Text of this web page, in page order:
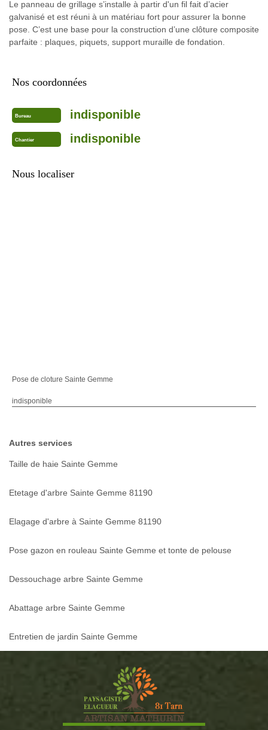
Le panneau de grillage s’installe à partir d'un fil fait d’acier
galvanisé et est réuni à un matériau fort pour assurer la bonne
pose. C’est une base pour la construction d’une clôture composite
parfaite : plaques, piquets, support muraille de fondation.
Nos coordonnées
Bureau indisponible
Chantier indisponible
Nous localiser
Pose de cloture Sainte Gemme
indisponible
Autres services
Taille de haie Sainte Gemme
Etetage d'arbre Sainte Gemme 81190
Elagage d'arbre à Sainte Gemme 81190
Pose gazon en rouleau Sainte Gemme et tonte de pelouse
Dessouchage arbre Sainte Gemme
Abattage arbre Sainte Gemme
Entretien de jardin Sainte Gemme